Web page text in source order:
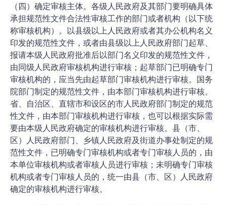
（四）确定审核主体。各级人民政府及其部门要明确具体
承担规范性文件合法性审核工作的部门或者机构（以下统
称审核机构）。以县级以上人民政府或者其办公机构名义
印发的规范性文件，或者由县级以上人民政府部门起草、
报请本级人民政府批准后以部门名义印发的规范性文件，
由同级人民政府审核机构进行审核；起草部门已明确专门
审核机构的，应当先由起草部门审核机构进行审核。国务
院部门制定的规范性文件，由本部门审核机构进行审核。
省、自治区、直辖市和设区的市人民政府部门制定的规范
性文件，由本部门审核机构进行审核，也可以根据实际需
要由本级人民政府确定的审核机构进行审核。县（市、
区）人民政府部门、乡镇人民政府及街道办事处制定的规
范性文件，已明确专门审核机构或者专门审核人员的，由
本单位审核机构或者审核人员进行审核；未明确专门审核
机构或者专门审核人员的，统一由县（市、区）人民政府
确定的审核机构进行审核。